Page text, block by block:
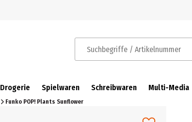
Suchbegriffe / Artikelnummer
Drogerie Spielwaren Schreibwaren Multi-Media
Funko POP! Plants Sunflower